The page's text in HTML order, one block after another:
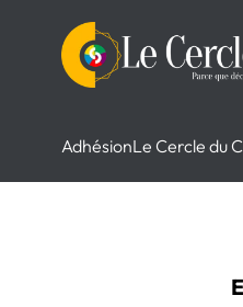
AdhésionLe Cercle du